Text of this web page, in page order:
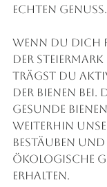
echten Genuss.
Wenn du dich
der
trägst du
der Bienen bei.
gesunde
weiterhin
bestäuben
ökologische
erhalten.